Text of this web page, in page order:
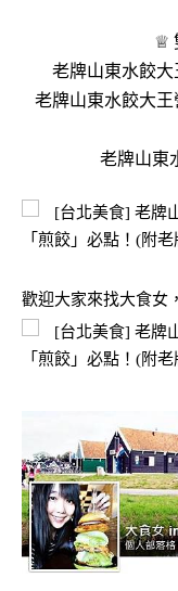
♕
老牌山東水餃
老牌山東水餃大王
老牌山東
歡迎大家來找大食女